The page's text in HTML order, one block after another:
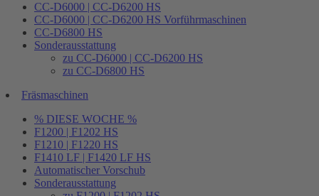
CC-D6000 | CC-D6200 HS
CC-D6000 | CC-D6200 HS Vorführmaschinen
CC-D6800 HS
Sonderausstattung
zu CC-D6000 | CC-D6200 HS
zu CC-D6800 HS
Fräsmaschinen
% DIESE WOCHE %
F1200 | F1202 HS
F1210 | F1220 HS
F1410 LF | F1420 LF HS
Automatischer Vorschub
Sonderausstattung